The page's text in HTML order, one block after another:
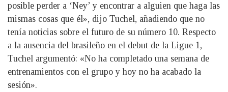
posible perder a ‘Ney’ y encontrar a alguien que haga las
mismas cosas que él», dijo Tuchel, añadiendo que no
tenía noticias sobre el futuro de su número 10. Respecto
a la ausencia del brasileño en el debut de la Ligue 1,
Tuchel argumentó: «No ha completado una semana de
entrenamientos con el grupo y hoy no ha acabado la
sesión».